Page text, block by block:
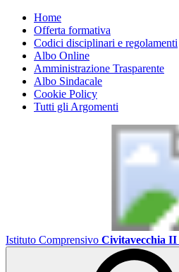
Home
Offerta formativa
Codici disciplinari e regolamenti
Albo Online
Amministrazione Trasparente
Albo Sindacale
Cookie Policy
Tutti gli Argomenti
Istituto Comprensivo Civitavecchia II